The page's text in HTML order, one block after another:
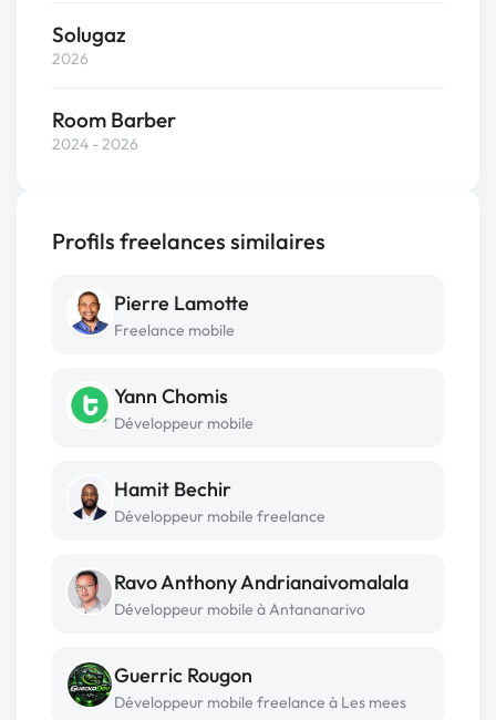
Solugaz
2026
Room Barber
2024 - 2026
Profils freelances similaires
Pierre Lamotte
Freelance mobile
Yann Chomis
Développeur mobile
Hamit Bechir
Développeur mobile freelance
Ravo Anthony Andrianaivomalala
Développeur mobile à Antananarivo
Guerric Rougon
Développeur mobile freelance à Les mees